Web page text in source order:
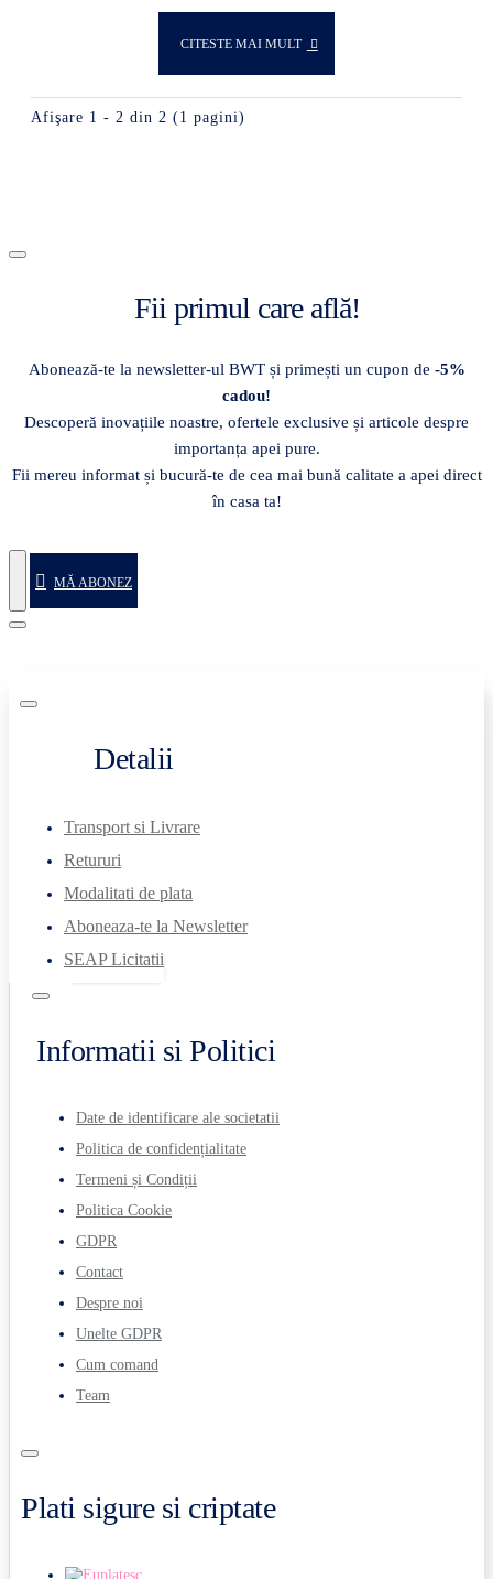
CITESTE MAI MULT
Afişare 1 - 2 din 2 (1 pagini)
Fii primul care află!
Abonează-te la newsletter-ul BWT și primești un cupon de -5%
cadou!
Descoperă inovațiile noastre, ofertele exclusive și articole despre
importanța apei pure.
Fii mereu informat și bucură-te de cea mai bună calitate a apei direct
în casa ta!
MĂ ABONEZ
Detalii
Transport si Livrare
Retururi
Modalitati de plata
Aboneaza-te la Newsletter
SEAP Licitatii
Informatii si Politici
Date de identificare ale societatii
Politica de confidențialitate
Termeni și Condiții
Politica Cookie
GDPR
Contact
Despre noi
Unelte GDPR
Cum comand
Team
Plati sigure si criptate